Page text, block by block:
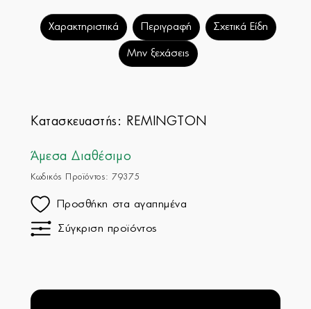
Χαρακτηριστικά Περιγραφή Σχετικά Είδη
Μην ξεχάσεις
Κατασκευαστής: REMINGTON
Άμεσα Διαθέσιμο
Κωδικός Προϊόντος: 79375
Προσθήκη στα αγαπημένα
Σύγκριση προϊόντος